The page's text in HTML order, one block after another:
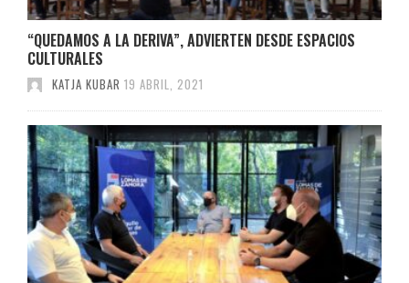
“QUEDAMOS A LA DERIVA”, ADVIERTEN DESDE ESPACIOS
CULTURALES
KATJA KUBAR 19 ABRIL, 2021